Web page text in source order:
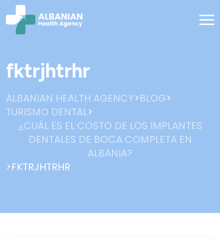
fktrjhtrhr
ALBANIAN HEALTH AGENCY>BLOG>
TURISMO DENTAL>
¿CUÁL ES EL COSTO DE LOS IMPLANTES
DENTALES DE BOCA COMPLETA EN
ALBANIA?
>FKTRJHTRHR